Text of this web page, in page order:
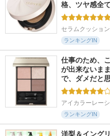
格、ツヤ感全
セラムクッショ
ランキングIN
仕事のため、
が出来ないま
で、ダメだと
アイカラーレー
ランキングIN
洋梨＆イング